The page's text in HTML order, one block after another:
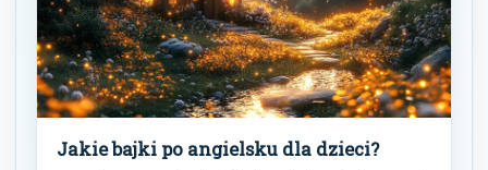
Jakie bajki po angielsku dla dzieci?